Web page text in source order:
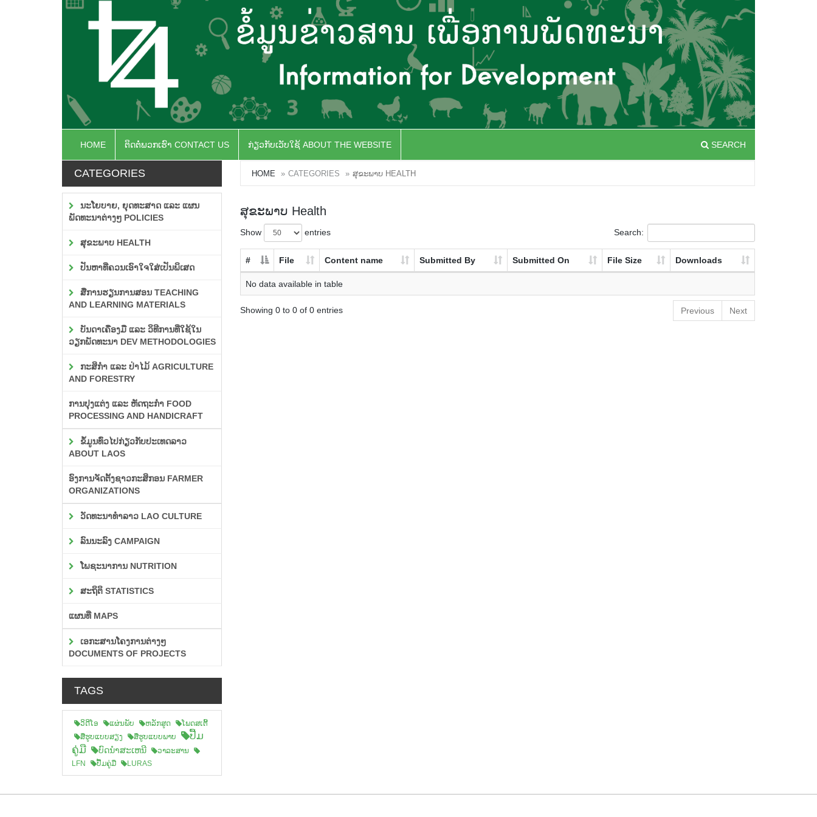
HOME ຕິດຕໍ່ພວກເຮົາ CONTACT US ກ່ຽວກັບເວັບໃຊ້ ABOUT THE WEBSITE SEARCH
CATEGORIES
ນະໂຍບາຍ, ຍຸດທະສາດ ແລະ ແຜນ
ພັດທະນາຕ່າງໆ POLICIES
ສຸຂະພາບ HEALTH
ປັນຫາທີ່ຄວນເອົາໃຈໃສ່ເປັນພິເສດ
ສື່ການຮຽນການສອນ TEACHING
AND LEARNING MATERIALS
ບັນດາເຄື່ອງມື ແລະ ວິທີການທີ່ໃຊ້ໃນ
ວຽກພັດທະນາ DEV METHODOLOGIES
ກະສິກຳ ແລະ ປ່າໄມ້ AGRICULTURE
AND FORESTRY
ການປຸງແຕ່ງ ແລະ ຫັດຖະກຳ FOOD
PROCESSING AND HANDICRAFT
ຂໍ້ມູນທົ່ວໄປກ່ຽວກັບປະເທດລາວ
ABOUT LAOS
ອົງການຈັດຕັ້ງຊາວກະສິກອນ FARMER
ORGANIZATIONS
ວັດທະນາທຳລາວ LAO CULTURE
ລົນນະລົງ CAMPAIGN
ໂພຊະນາການ NUTRITION
ສະຖິຕິ STATISTICS
ແຜນທີ່ MAPS
ເອກະສານໂຄງການຕ່າງໆ
DOCUMENTS OF PROJECTS
TAGS
ວິດີໂອ ແຜ່ນພັບ ຫລັກສູດ
ໂພດສເຕີ້
ສືຮູບແບບສຽງ
ສື່ຮູບແບບພາບ
ປື້ມ
ຄູ່ມື
ບົດນຳສະເຫນີ
ວາລະສານ
LFN
ປື້ມຄູ່ມື LURAS
HOME CATEGORIES ສຸຂະພາບ HEALTH
ສຸຂະພາບ Health
Show entries Search:
# File Content name Submitted By Submitted On File Size Downloads
No data available in table
Showing 0 to 0 of 0 entries Previous Next